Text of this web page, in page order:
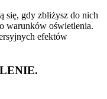
się, gdy zbliżysz do nich
warunków oświetlenia.
efektów